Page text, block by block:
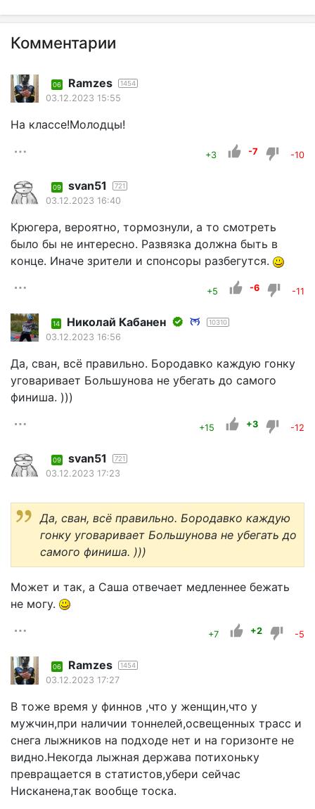
Комментарии
06 Ramzes 1454
03.12.2023 15:55
На классе!Молодцы!
+3 -7 -10
09 svan51 721
03.12.2023 16:40
Крюгера, вероятно, тормознули, а то смотреть
было бы не интересно. Развязка должна быть в
конце. Иначе зрители и спонсоры разбегутся.
+5 -6 -11
14 Николай Кабанен 10310
03.12.2023 16:56
Да, сван, всё правильно. Бородавко каждую гонку
уговаривает Большунова не убегать до самого
финиша. )))
+15 +3 -12
09 svan51 721
03.12.2023 17:23
Да, сван, всё правильно. Бородавко каждую
гонку уговаривает Большунова не убегать до
самого финиша. )))
Может и так, а Саша отвечает медленнее бежать
не могу.
+7 +2 -5
06 Ramzes 1454
03.12.2023 17:27
В тоже время у финнов ,что у женщин,что у
мужчин,при наличии тоннелей,освещенных трасс и
снега лыжников на подходе нет и на горизонте не
видно.Некогда лыжная держава потихоньку
превращается в статистов,убери сейчас
Нисканена,так вообще тоска.